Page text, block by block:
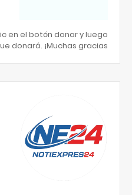
en el botón donar y luego
donará. ¡Muchas gracias!